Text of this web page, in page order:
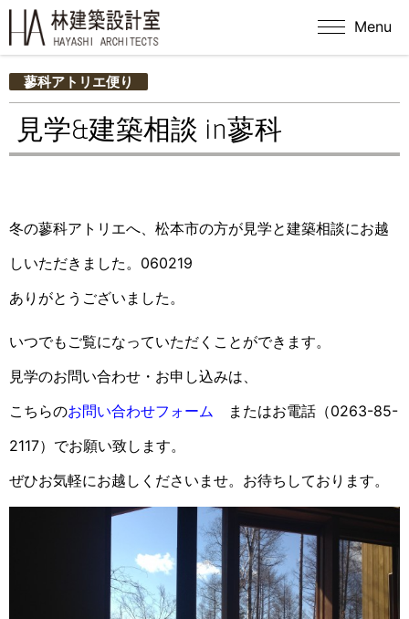
Menu
蓼科アトリエ便り
見学&建築相談 in蓼科
冬の蓼科アトリエへ、松本市の方が見学と建築相談にお越
しいただきました。060219
ありがとうございました。
いつでもご覧になっていただくことができます。
見学のお問い合わせ・お申し込みは、
こちらのお問い合わせフォーム またはお電話（0263-85-
2117）でお願い致します。
ぜひお気軽にお越しくださいませ。お待ちしております。